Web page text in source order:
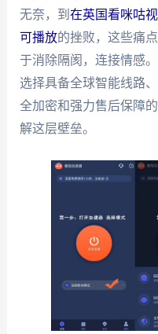
无奈，到 在英国看咪咕
可播放的挫败，这些痛
于消除隔阂，连接情感
选择具备全球智能线路
全加密和强力售后保障
解这层壁垒。